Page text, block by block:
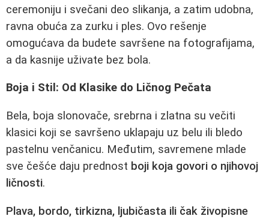
ceremoniju i svečani deo slikanja, a zatim udobna,
ravna obuća za zurku i ples. Ovo rešenje
omogućava da budete savršene na fotografijama,
a da kasnije uživate bez bola.
Boja i Stil: Od Klasike do Ličnog Pečata
Bela, boja slonovače, srebrna i zlatna su večiti
klasici koji se savršeno uklapaju uz belu ili bledo
pastelnu venčanicu. Međutim, savremene mlade
sve češće daju prednost boji koja govori o njihovoj
ličnosti.
Plava, bordo, tirkizna, ljubičasta ili čak živopisne